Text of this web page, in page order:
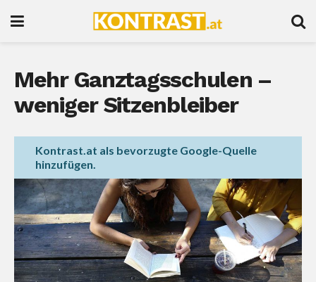
Mehr Ganztagsschulen –
weniger Sitzenbleiber
Kontrast.at als bevorzugte Google-Quelle
hinzufügen.